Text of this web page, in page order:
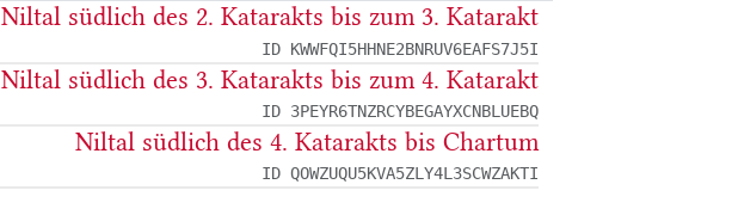
Niltal südlich des 2. Katarakts bis zum 3. Katarakt
ID KWWFQI5HHNE2BNRUV6EAFS7J5I
Niltal südlich des 3. Katarakts bis zum 4. Katarakt
ID 3PEYR6TNZRCYBEGAYXCNBLUEBQ
Niltal südlich des 4. Katarakts bis Chartum
ID QOWZUQU5KVA5ZLY4L3SCWZAKTI